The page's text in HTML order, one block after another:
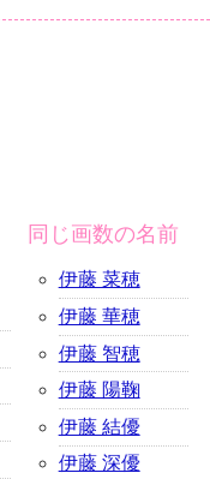
同じ画数の名前
伊藤 菜穂
伊藤 華穂
伊藤 智穂
伊藤 陽鞠
伊藤 結優
伊藤 深優